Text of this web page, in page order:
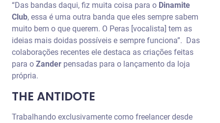
“Das bandas daqui, fiz muita coisa para o Dinamite
Club, essa é uma outra banda que eles sempre sabem
muito bem o que querem. O Peras [vocalista] tem as
ideias mais doidas possíveis e sempre funciona”. Das
colaborações recentes ele destaca as criações feitas
para o Zander pensadas para o lançamento da loja
própria.
THE ANTIDOTE
Trabalhando exclusivamente como freelancer desde